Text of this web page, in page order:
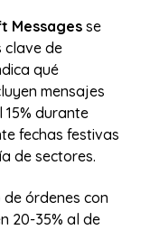
Messages se
clave de
qué
mensajes
durante
fechas festivas
de sectores.
órdenes con
20-35% al de